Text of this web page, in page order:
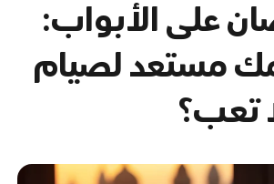
على الأبواب:
مستعد لصيام
تعب؟